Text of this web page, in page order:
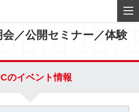
／公開セミナー／体験
のイベント情報